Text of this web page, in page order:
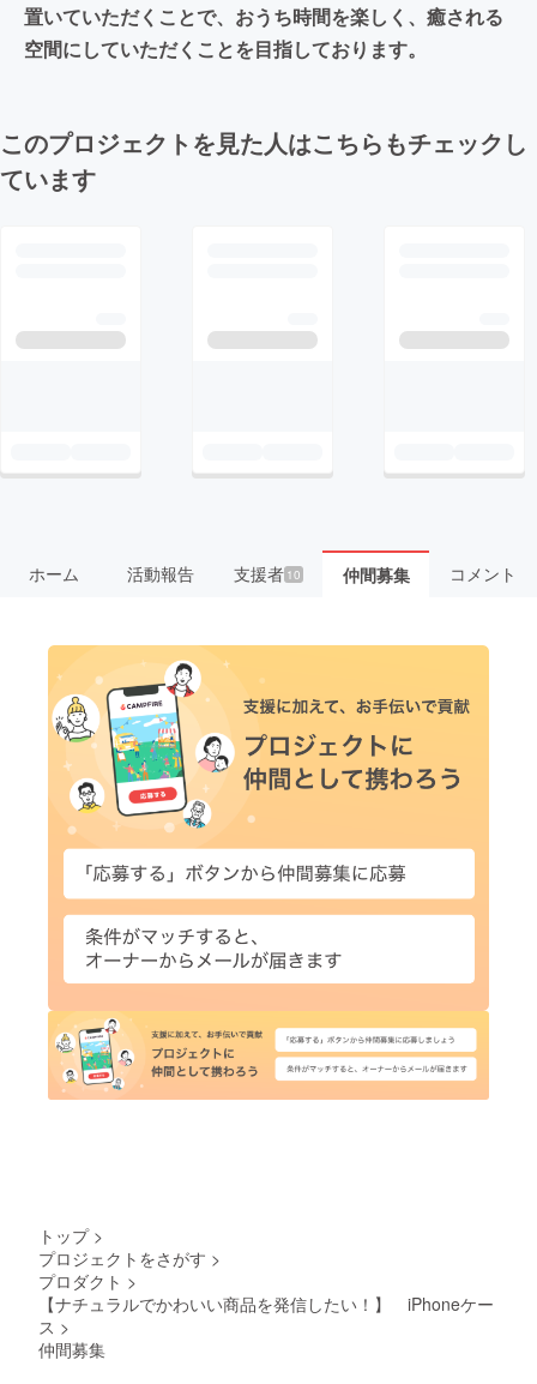
置いていただくことで、おうち時間を楽しく、癒される
空間にしていただくことを目指しております。
このプロジェクトを見た人はこちらもチェックし
ています
ホーム 活動報告 支援者 10 仲間募集 コメント
トップ >
プロジェクトをさがす >
プロダクト >
【ナチュラルでかわいい商品を発信したい！】 iPhoneケー
ス >
仲間募集